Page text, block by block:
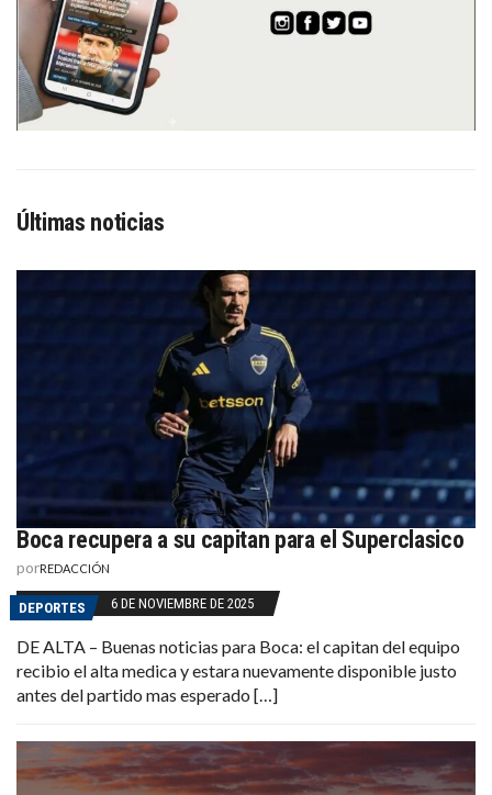
Últimas noticias
Boca recupera a su capitan para el Superclasico
porREDACCIÓN
DEPORTES 6 DE NOVIEMBRE DE 2025
DE ALTA – Buenas noticias para Boca: el capitan del equipo
recibio el alta medica y estara nuevamente disponible justo
antes del partido mas esperado […]